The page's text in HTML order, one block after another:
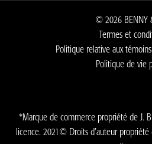
© 2026 BENNY
Termes et
Politique relative aux
Politique de vie
*Marque de commerce propriété de J.
licence. 2021© Droits d’auteur propriété